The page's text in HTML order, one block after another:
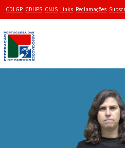
CDLGP CDHPS CNJS Links Reclamações